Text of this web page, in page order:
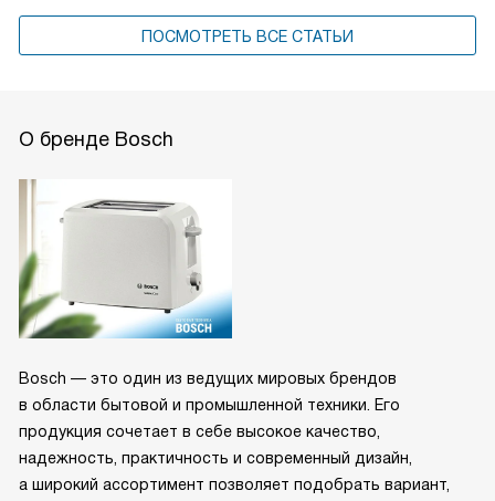
ПОСМОТРЕТЬ ВСЕ СТАТЬИ
О бренде Bosch
Bosch — это один из ведущих мировых брендов
в области бытовой и промышленной техники. Его
продукция сочетает в себе высокое качество,
надежность, практичность и современный дизайн,
а широкий ассортимент позволяет подобрать вариант,